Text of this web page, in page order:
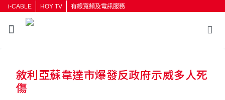
i-CABLE HOY TV 有線寬頻及電訊服務
按輸入鍵開始搜尋
敘利亞蘇韋達市爆發反政府示威多人死
傷